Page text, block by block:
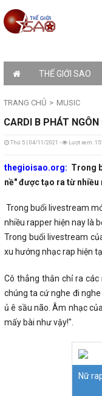
THẾ GIỚI SAO
TRANG CHỦ MUSIC
CARDI B PHÁT NGÔN
Thứ 5 | 04/11/2021 - Lượt xem:
thegioisao.org: Trong
nề" được tạo ra từ nhiều
Trong buổi livestream
nhiều rapper hiện nay là
Trong buổi livestream
xu hướng nhạc rap hiện
Cô thẳng thắn chỉ ra
chúng ta cứ nghe đi
ủ ê sầu não. Âm nhạc
mấy bài như vậy!".
Nữ